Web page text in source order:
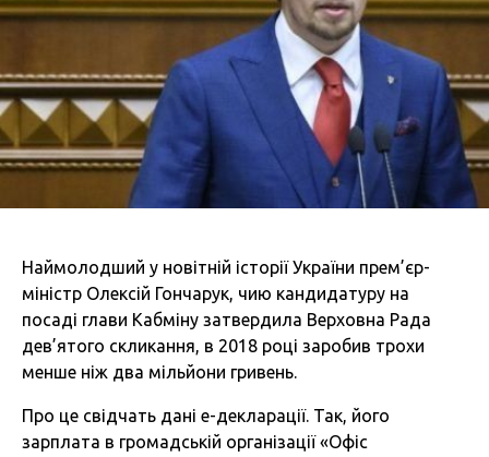
Наймолодший у новітній історії України прем’єр-
міністр Олексій Гончарук, чию кандидатуру на
посаді глави Кабміну затвердила Верховна Рада
дев’ятого скликання, в 2018 році заробив трохи
менше ніж два мільйони гривень.
Про це свідчать дані е-декларації. Так, його
зарплата в громадській організації «Офіс